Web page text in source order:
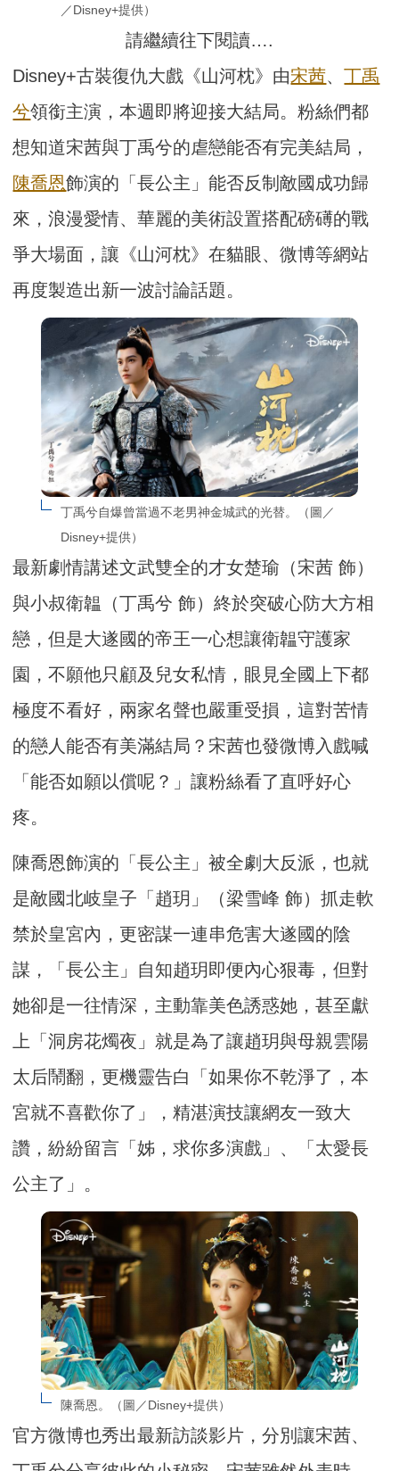
／Disney+提供）
請繼續往下閱讀….
Disney+古裝復仇大戲《山河枕》由宋茜、丁禹
兮領銜主演，本週即將迎接大結局。粉絲們都
想知道宋茜與丁禹兮的虐戀能否有完美結局，
陳喬恩飾演的「長公主」能否反制敵國成功歸
來，浪漫愛情、華麗的美術設置搭配磅礡的戰
爭大場面，讓《山河枕》在貓眼、微博等網站
再度製造出新一波討論話題。
丁禹兮自爆曾當過不老男神金城武的光替。（圖／
Disney+提供）
最新劇情講述文武雙全的才女楚瑜（宋茜 飾）
與小叔衛韞（丁禹兮 飾）終於突破心防大方相
戀，但是大遂國的帝王一心想讓衛韞守護家
園，不願他只顧及兒女私情，眼見全國上下都
極度不看好，兩家名聲也嚴重受損，這對苦情
的戀人能否有美滿結局？宋茜也發微博入戲喊
「能否如願以償呢？」讓粉絲看了直呼好心
疼。
陳喬恩飾演的「長公主」被全劇大反派，也就
是敵國北岐皇子「趙玥」（梁雪峰 飾）抓走軟
禁於皇宮內，更密謀一連串危害大遂國的陰
謀，「長公主」自知趙玥即便內心狠毒，但對
她卻是一往情深，主動靠美色誘惑她，甚至獻
上「洞房花燭夜」就是為了讓趙玥與母親雲陽
太后鬧翻，更機靈告白「如果你不乾淨了，本
宮就不喜歡你了」，精湛演技讓網友一致大
讚，紛紛留言「姊，求你多演戲」、「太愛長
公主了」。
陳喬恩。（圖／Disney+提供）
官方微博也秀出最新訪談影片，分別讓宋茜、